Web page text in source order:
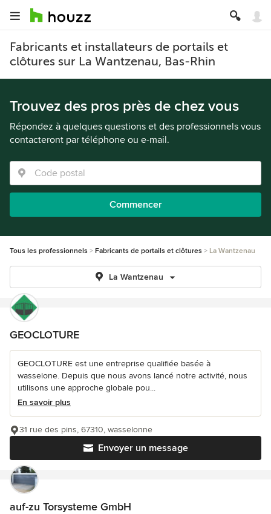
Fabricants et installateurs de portails et
clôtures sur La Wantzenau, Bas-Rhin
Trouvez des pros près de chez vous
Répondez à quelques questions et des professionnels vous
contacteront par téléphone ou e-mail.
Commencer
Tous les professionnels Fabricants de portails et clôtures La Wantzenau
La Wantzenau
GEOCLOTURE
GEOCLOTURE est une entreprise qualifiée basée à
wasselone. Depuis que nous avons lancé notre activité, nous
utilisons une approche globale pou...
En savoir plus
Envoyer un message
31 rue des pins, 67310, wasselonne
auf-zu Torsysteme GmbH